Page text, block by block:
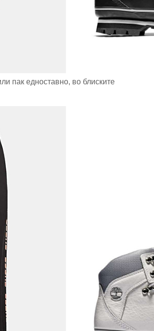
пак едноставно, во блиските